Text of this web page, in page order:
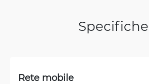
Specifiche
Rete mobile